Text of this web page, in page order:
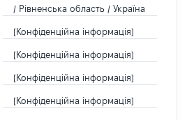
/ Рівненська область / Україна
[Конфіденційна інформація]
[Конфіденційна інформація]
[Конфіденційна інформація]
[Конфіденційна інформація]